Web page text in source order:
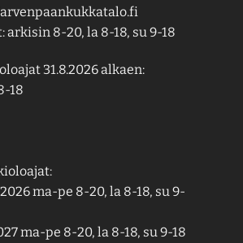
arkisin 8-20, la 8-18, su 9-18
31.8.2026 alkaen:
18
ma-pe 8-20, la 8-18, su 9-
ma-pe 8-20, la 8-18, su 9-18